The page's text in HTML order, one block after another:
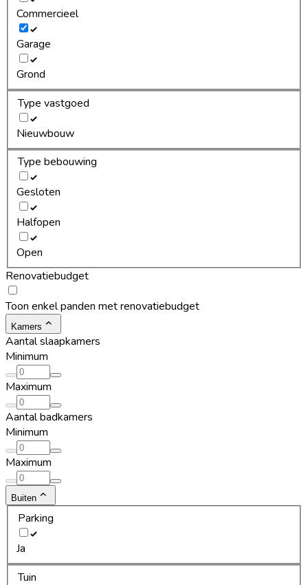
Commercieel
Garage
Grond
Type vastgoed
Nieuwbouw
Type bebouwing
Gesloten
Halfopen
Open
Renovatiebudget
Toon enkel panden met renovatiebudget
Kamers
Aantal slaapkamers
Minimum
Maximum
Aantal badkamers
Minimum
Maximum
Buiten
Parking
Ja
Tuin